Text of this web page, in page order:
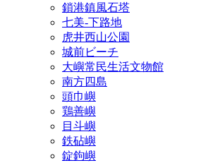
鎖港鎮風石塔
七美‐下路地
虎井西山公園
城前ビーチ
大嶼常民生活文物館
南方四島
頭巾嶼
鶏善嶼
目斗嶼
鉄砧嶼
錠鉤嶼